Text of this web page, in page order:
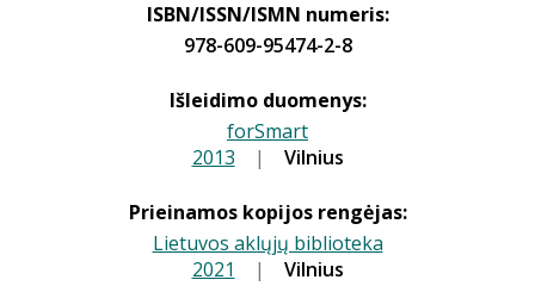
ISBN/ISSN/ISMN numeris:
978-609-95474-2-8
Išleidimo duomenys:
forSmart
2013 | Vilnius
Prieinamos kopijos rengėjas:
Lietuvos aklųjų biblioteka
2021 | Vilnius